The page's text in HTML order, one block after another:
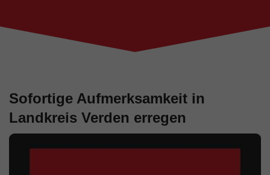
Sofortige Aufmerksamkeit in
Landkreis Verden erregen